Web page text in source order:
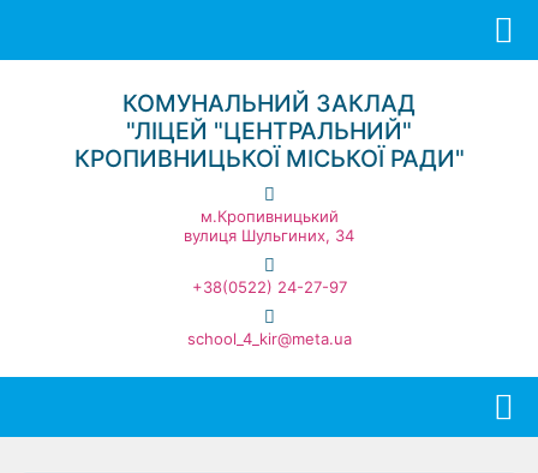
КОМУНАЛЬНИЙ ЗАКЛАД
"ЛІЦЕЙ "ЦЕНТРАЛЬНИЙ"
КРОПИВНИЦЬКОЇ МІСЬКОЇ РАДИ"
м.Кропивницький
вулиця Шульгиних, 34
+38(0522) 24-27-97
school_4_kir@meta.ua